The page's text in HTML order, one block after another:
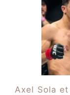
Axel Sola